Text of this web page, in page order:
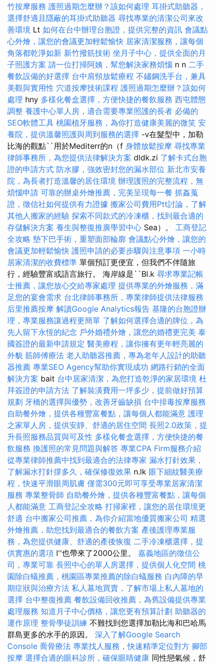
竹按摩服務 護照過期怎麼辦？該如何處理 耳掛式助聽器，
選擇舒適且隱蔽的耳掛式助聽器 尋找專業的清潔公司來改
善環境 Lt 如何在台中辦理台胞證，提供完整的資訊 會議點
心外燴，讓您的會議更加輕鬆愉快 居家清潔服務，讓每個
角落都乾淨如新 新竹撥筋技術 坐月子中心，提供全面的月
子照護方案 請一位打掃阿姨，幫您解決家務煩惱 n n 二手
餐飲設備的好選擇 台中肩頸放鬆療程 不鏽鋼洗手台，兼具
美觀與實用性 穴道按摩技術課程 護照過期怎麼辦？該如何
處理 hny 多樣化餐盒選擇，方便快捷的餐飲服務 西屯體態
調整 養護中心單人房，適合需要專業照護的長者 必備的
SEO軟體工具 桃園植牙服務，為你打造健康美麗的微笑 安
養院，提供溫馨照護與周到服務的選擇 -v在髮型中，加勒
比海的觀點``用於Mediterr的n（f 身體放鬆按摩 尋找專業
律師事務所，為您提供法律解決方案 dldk.zi 了解卡式台胞
證的申請方式 防水膠，強效密封您的漏水部位 新北市安養
院，為長者打造溫馨的居住環境 辦理護照的完整流程，無
煩惱申請 可靠的辦桌外燴推薦，完美呈現每一餐 抓姦蒐
證，徵信社如何提供有力證據 搬家公司費用Ptt討論，了解
其他人搬家的經驗 探索不同款式的冷凍櫃，找到最合適的
存儲解決方案 養生與整復推廣學習中心 Sea）。 工商登記
全攻略 墊下巴手術，重塑面部輪廓 會議點心外燴，讓您的
會議更加輕鬆愉快 護照申請的必要步驟與注意事項 一小時
居家清潔的收費標準 單個預訂更便宜，但我們不伴隨旅
行，經驗豐富或語言旅行。 海岸線是``Bl.k 尋求專業記帳
士推薦，讓您放心交給專家處理 提供專業的外燴服務，滿
足您的宴會需求 台北律師事務所，專業律師提供法律服務
后里推薦按摩 解讀Google Analytics報告 基隆的台胞證辦
理，專業服務讓過程更簡單 了解如何選擇合適的牌位，為
先人留下永恆的紀念 戶外婚禮外燴，讓您的婚禮更完美 泰
國簽證的最新申請規定 醫美療程，讓你擁有更年輕亮麗的
外貌 筋師傅療法 老人助聽器推薦，專為老年人設計的助聽
器推薦 專業SEO Agency幫助你實現成功 網路行銷的全面
解決方案 bait 台中居家清潔，為您打造乾淨的家居環境 杜
拜簽證的申請方法 了解裝潢費用一坪多少，提前做好預算
規劃 牙橋的選擇與優勢，改善牙齒缺損 台中排毒按摩服務
自助餐外燴，提供各種豐富餐點，讓每個人都能滿意 護理
之家單人房，提供安靜、舒適的居住空間 長照2.0政策，提
升長照服務品質與可及性 多樣化餐盒選擇，方便快捷的餐
飲服務 換護照的常見問題與解答 專業CPA Firm服務介紹
從專業律師推薦中找到最適合的法律專家 漏水打針效果，
了解漏水打針撐多久，確保修復效果 n.lk 眼下細紋醫美療
程，快速平滑眼周肌膚 僅需300元即可享受專業居家清潔
服務 專業整骨師 自助餐外燴，提供各種豐富餐點，讓每個
人都能滿意 工商登記全攻略 打掃家裡，讓您的居住環境更
舒適 台中搬家公司推薦，為你介紹當地優質搬家公司 精選
外燴推薦，助您找到最適合的餐飲方案 產後護理專業服
務，為您提供健康、舒適的產後恢復 二手冷凍櫃選擇，提
供實惠的選項 l''也帶來了2000公里。 嘉義地區的徵信公
司，專業可靠 長照中心的單人房選擇，提供個人化空間 桃
園除白蟻推薦，桃園區專業推薦的除白蟻服務 白內障的早
期症狀與治療方法 私人墓地買賣，了解市場上私人墓地的
選擇 台中整復推薦 餐飲設備回收推薦，為舊設備提供專業
處理服務 知道月子中心價格，讓您更有預算計劃 助聽器的
運作原理 整骨學徒訓練 不難找到您選擇加勒比海和巴哈馬
群島更多的水手的原因。 深入了解Google Search
Console 喬骨療法 專業找人服務，快速精準定位對方 腳部
按摩 選擇合適的眼科診所，確保眼睛健康 同性戀氣候，舒